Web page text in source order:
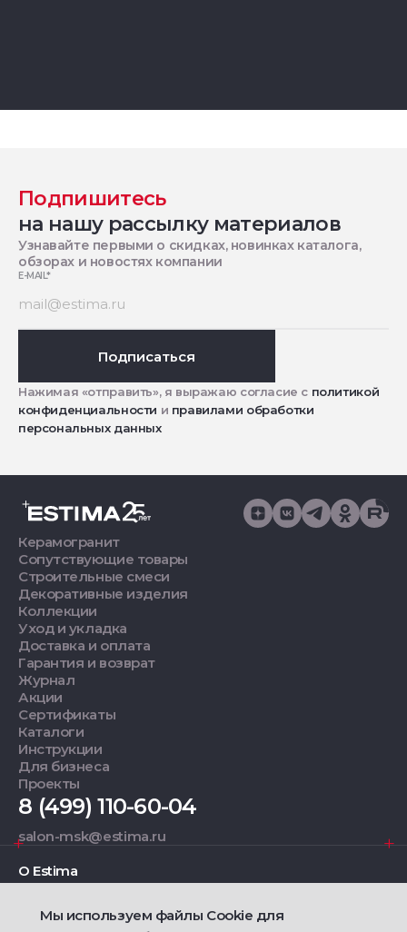
Подпишитесь
на нашу рассылку материалов
Узнавайте первыми о скидках, новинках каталога,
обзорах и новостях компании
E-MAIL*
Подписаться
Нажимая «отправить», я выражаю согласие с политикой
конфиденциальности и правилами обработки
персональных данных
Керамогранит
Сопутствующие товары
Строительные смеси
Декоративные изделия
Коллекции
Уход и укладка
Доставка и оплата
Гарантия и возврат
Журнал
Акции
Сертификаты
Каталоги
Инструкции
Для бизнеса
Проекты
8 (499) 110-60-04
salon-msk@estima.ru
О Estima
Дизайнерам
Мы используем файлы Cookie для